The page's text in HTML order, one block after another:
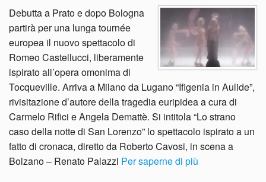
Debutta a Prato e dopo Bologna
partirà per una lunga tournée
europea il nuovo spettacolo di
Romeo Castellucci, liberamente
ispirato all’opera omonima di
Tocqueville. Arriva a Milano da Lugano “Ifigenia in Aulide”,
rivisitazione d’autore della tragedia euripidea a cura di
Carmelo Rifici e Angela Demattè. Si intitola “Lo strano
caso della notte di San Lorenzo” lo spettacolo ispirato a un
fatto di cronaca, diretto da Roberto Cavosi, in scena a
Bolzano – Renato Palazzi Per saperne di più